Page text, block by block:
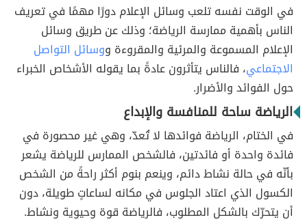
في الوقت نفسه تلعب وسائل الإعلام دورًا مهمًا في تعريف
الناس بأهمية ممارسة الرياضة؛ وذلك عن طريق وسائل
الإعلام المسموعة والمرئية والمقروءة ووسائل التواصل
الاجتماعي، فالناس يتأثرون عادةً بما يقوله الأشخاص الخبراء
حول الفوائد والأضرار.
الرياضة ساحة للمنافسة والإبداع
في الختام، الرياضة فوائدها لا تُعدّ، وهي غير محصورة في
فائدة واحدة أو فائدتين، فالشخص الممارس للرياضة يشعر
بأنّه في حالة نشاط دائم، وينعم بنوم أكثر راحةً من الشخص
الكسول الذي اعتاد الجلوس في مكانه لساعاتٍ طويلة، دون
أن يتحرّك بالشكل المطلوب، فالرياضة قوة وحيوية ونشاط.